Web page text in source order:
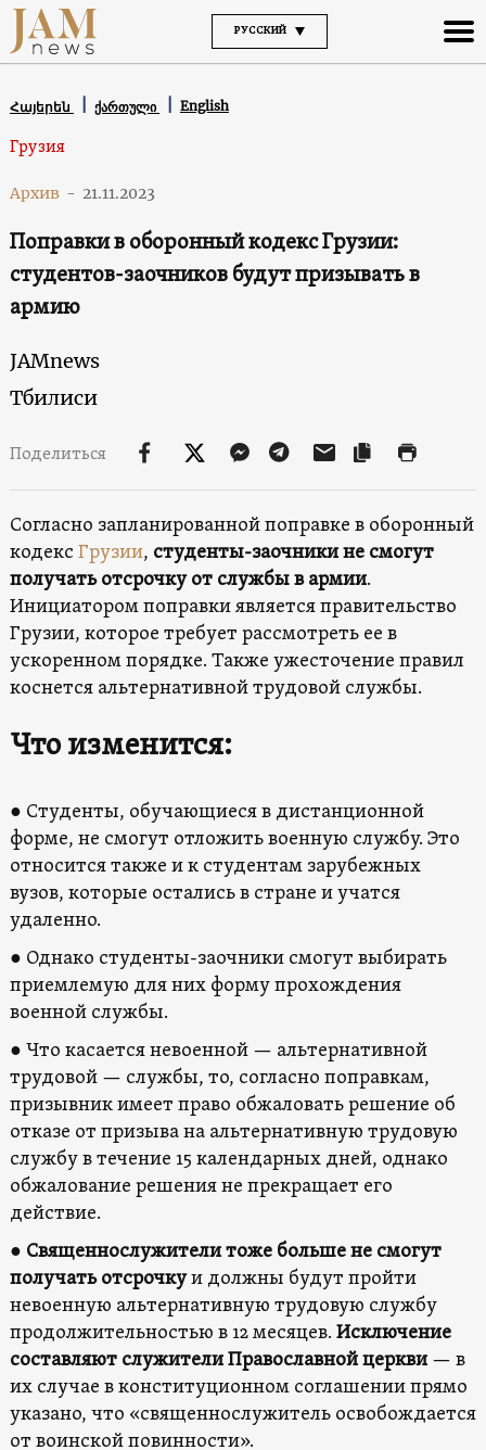
РУССКИЙ
Հայերեն ქართული English
Грузия
Архив - 21.11.2023
Поправки в оборонный кодекс Грузии:
студентов-заочников будут призывать в
армию
JAMnews
Тбилиси
Поделиться
Согласно запланированной поправке в оборонный
кодекс Грузии, студенты-заочники не смогут
получать отсрочку от службы в армии.
Инициатором поправки является правительство
Грузии, которое требует рассмотреть ее в
ускоренном порядке. Также ужесточение правил
коснется альтернативной трудовой службы.
Что изменится:
● Студенты, обучающиеся в дистанционной
форме, не смогут отложить военную службу. Это
относится также и к студентам зарубежных
вузов, которые остались в стране и учатся
удаленно.
● Однако студенты-заочники смогут выбирать
приемлемую для них форму прохождения
военной службы.
● Что касается невоенной — альтернативной
трудовой — службы, то, согласно поправкам,
призывник имеет право обжаловать решение об
отказе от призыва на альтернативную трудовую
службу в течение 15 календарных дней, однако
обжалование решения не прекращает его
действие.
● Священнослужители тоже больше не смогут
получать отсрочкуи должны будут пройти
невоенную альтернативную трудовую службу
продолжительностью в 12 месяцев. Исключение
составляют служители Православной церкви— в
их случае в конституционном соглашении прямо
указано, что «священнослужитель освобождается
от воинской повинности».